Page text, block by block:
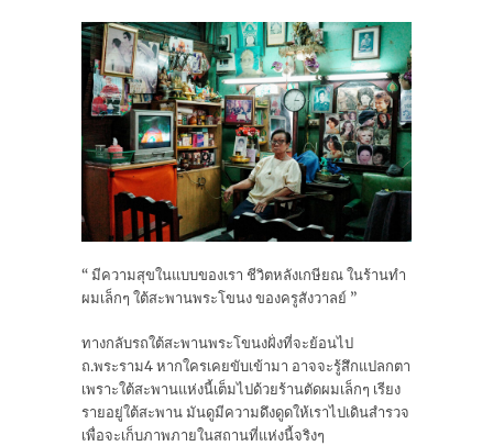
“ มีความสุขในแบบของเรา ชีวิตหลังเกษียณ ในร้านทำ
ผมเล็กๆ ใต้สะพานพระโขนง ของครูสังวาลย์ ”
ทางกลับรถใต้สะพานพระโขนงฝั่งที่จะย้อนไป
ถ.พระราม4 หากใครเคยขับเข้ามา อาจจะรู้สึกแปลกตา
เพราะใต้สะพานแห่งนี้เต็มไปด้วยร้านตัดผมเล็กๆ เรียง
รายอยู่ใต้สะพาน มันดูมีความดึงดูดให้เราไปเดินสำรวจ
เพื่อจะเก็บภาพภายในสถานที่แห่งนี้จริงๆ